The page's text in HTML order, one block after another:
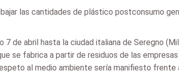
las cantidades de plástico postconsumo
de abril hasta la ciudad italiana de Seregno
se fabrica a partir de residuos de las
al medio ambiente sería manifiesto